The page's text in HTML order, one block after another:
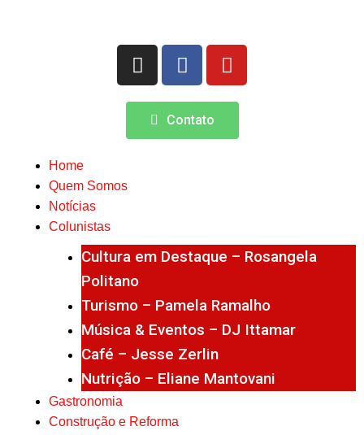
Contato
Home
Quem Somos
Notícias
Colunistas
Cultura em Destaque – Rosangela
Politano
Turismo – Pamela Ramalho
Música & Eventos – DJ Ittamar
Café – Jesse Zerlin
Nutrição – Eliane Mantovani
Gastronomia
Construção e Reforma